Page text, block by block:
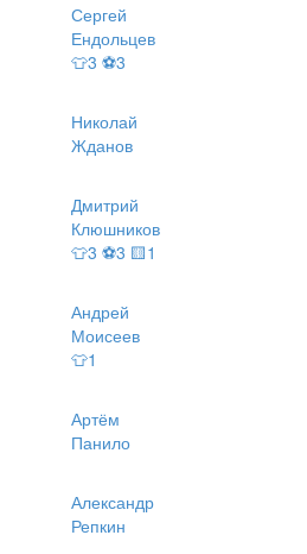
Сергей
Ендольцев
👕3 ⚽3
Николай
Жданов
Дмитрий
Клюшников
👕3 ⚽3 🟨1
Андрей
Моисеев
👕1
Артём
Панило
Александр
Репкин